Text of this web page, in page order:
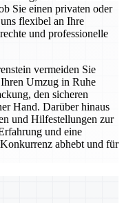
Sie einen privaten oder
flexibel an Ihre
und professionelle
vermeiden Sie
Umzug in Ruhe
den sicheren
Hand. Darüber hinaus
und Hilfestellungen zur
und eine
abhebt und für